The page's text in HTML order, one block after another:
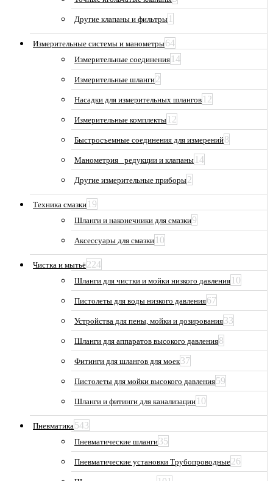
Другие клапаны и фильтры 1
Измерительные системы и манометры64
Измерительные соединения 14
Измерительные шланги2
Насадки для измерительных шлангов 12
Измерительные комплекты 12
Быстросъемные соединения для измерений8
Манометрия_ редукции и клапаны 14
Другие измерительные приборы2
Техника смазки 19
Шланги и наконечники для смазки9
Аксессуары для смазки 10
Чистка и мытьё224
Шланги для чистки и мойки низкого давления 10
Пистолеты для воды низкого давления67
Устройства для пены, мойки и дозирования33
Шланги для аппаратов высокого давления8
Фитинги для шлангов для моек37
Пистолеты для мойки высокого давления59
Шланги и фитинги для канализации 10
Пневматика543
Пневматические шланги35
Пневматические установки Трубопроводные26